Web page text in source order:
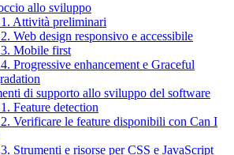
allo sviluppo
Attività preliminari
Web design responsivo e accessibile
Mobile first
Progressive enhancement e Graceful
di supporto allo sviluppo del software
Feature detection
Verificare le feature disponibili con Can I
Strumenti e risorse per CSS e JavaScript